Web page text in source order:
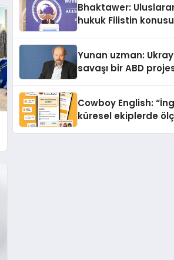
Sindirildiğini Ortaya
Bhaktawer:
hukuk Filistin
Yunan uzman:
savaşı bir ABD
Cowboy English:
küresel ekiplerde